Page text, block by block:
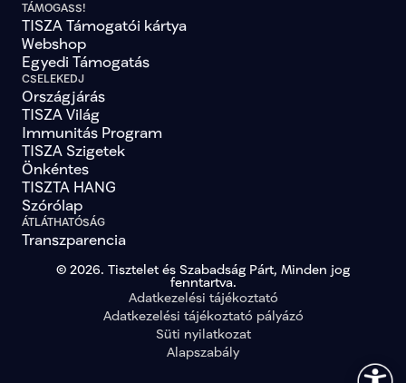
TÁMOGASS!
TISZA Támogatói kártya
Webshop
Egyedi Támogatás
CSELEKEDJ
Országjárás
TISZA Világ
Immunitás Program
TISZA Szigetek
Önkéntes
TISZTA HANG
Szórólap
ÁTLÁTHATÓSÁG
Transzparencia
© 2026. Tisztelet és Szabadság Párt, Minden jog
fenntartva.
Adatkezelési tájékoztató
Adatkezelési tájékoztató pályázó
Süti nyilatkozat
Alapszabály